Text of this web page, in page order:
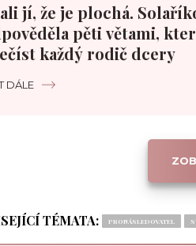
jí, že je plochá.
pěti větami,
každý rodič dcery
DÁLE
TÉMATA: PRONÁSLEDOVATEL